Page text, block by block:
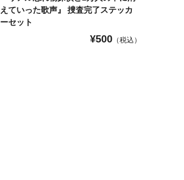
えていった歌声』 捜査完了ステッカ
ーセット
¥500（税込）